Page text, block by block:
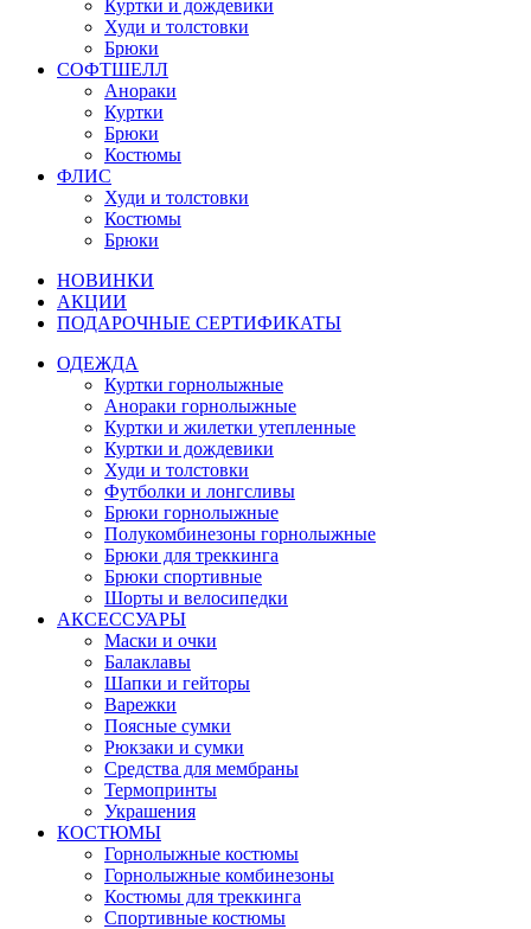
Куртки и дождевики
Худи и толстовки
Брюки
СОФТШЕЛЛ
Анораки
Куртки
Брюки
Костюмы
ФЛИС
Худи и толстовки
Костюмы
Брюки
НОВИНКИ
АКЦИИ
ПОДАРОЧНЫЕ СЕРТИФИКАТЫ
ОДЕЖДА
Куртки горнолыжные
Анораки горнолыжные
Куртки и жилетки утепленные
Куртки и дождевики
Худи и толстовки
Футболки и лонгсливы
Брюки горнолыжные
Полукомбинезоны горнолыжные
Брюки для треккинга
Брюки спортивные
Шорты и велосипедки
АКСЕССУАРЫ
Маски и очки
Балаклавы
Шапки и гейторы
Варежки
Поясные сумки
Рюкзаки и сумки
Средства для мембраны
Термопринты
Украшения
КОСТЮМЫ
Горнолыжные костюмы
Горнолыжные комбинезоны
Костюмы для треккинга
Спортивные костюмы